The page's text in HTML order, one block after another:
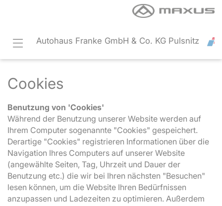
Autohaus Franke GmbH & Co. KG Pulsnitz
Cookies
Benutzung von 'Cookies'
Während der Benutzung unserer Website werden auf
Ihrem Computer sogenannte "Cookies" gespeichert.
Derartige "Cookies" registrieren Informationen über die
Navigation Ihres Computers auf unserer Website
(angewählte Seiten, Tag, Uhrzeit und Dauer der
Benutzung etc.) die wir bei Ihren nächsten "Besuchen"
lesen können, um die Website Ihren Bedürfnissen
anzupassen und Ladezeiten zu optimieren. Außerdem